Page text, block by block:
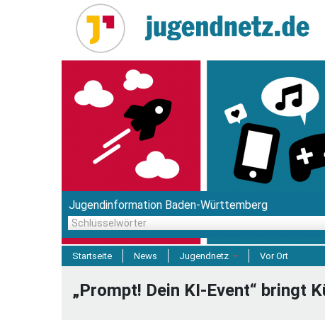
Jugendinformation Baden-Württemberg
Schlüsselwörter
Startseite News Jugendnetz Vor Ort
„Prompt! Dein KI-Event“ bringt